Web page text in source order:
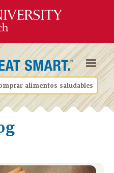
alimentos saludables